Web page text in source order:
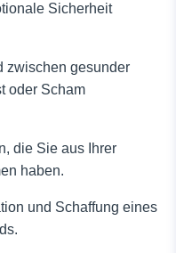
Sicherheit
zwischen gesunder
oder Scham
die Sie aus Ihrer
haben.
und Schaffung eines